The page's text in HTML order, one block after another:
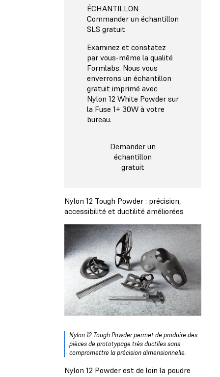
ÉCHANTILLON
Commander un échantillon
SLS gratuit
Examinez et constatez
par vous-même la qualité
Formlabs. Nous vous
enverrons un échantillon
gratuit imprimé avec
Nylon 12 White Powder sur
la Fuse 1+ 30W à votre
bureau.
Demander un
échantillon
gratuit
Nylon 12 Tough Powder : précision,
accessibilité et ductilité améliorées
Nylon 12 Tough Powder permet de produire des
pièces de prototypage très ductiles sans
compromettre la précision dimensionnelle.
Nylon 12 Powder est de loin la poudre